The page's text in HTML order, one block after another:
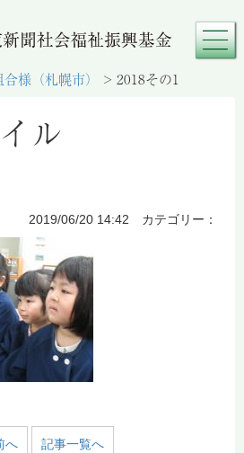
様（札幌市） > 2018その1
ル
2019/06/20 14:42 カテゴリー：
へ 記事一覧へ